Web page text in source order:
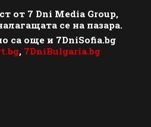
от 7 Dni Media Group,
се на пазара.
са още и 7DniSofia.bg
, 7DniBulgaria.bg